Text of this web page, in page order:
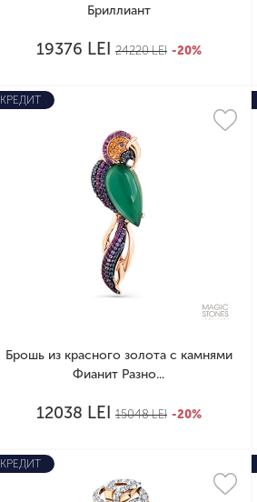
Бриллиант
19376 LEI 24220LEI -20%
КРЕДИТ
Брошь из красного золота с камнями
Фианит Разно...
12038 LEI 15048LEI -20%
КРЕДИТ